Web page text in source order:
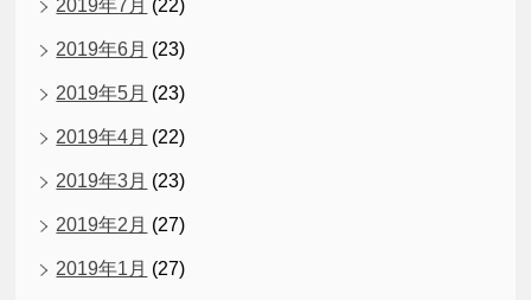
2019年7月 (22)
2019年6月 (23)
2019年5月 (23)
2019年4月 (22)
2019年3月 (23)
2019年2月 (27)
2019年1月 (27)